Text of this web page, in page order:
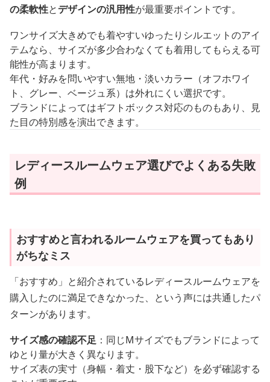
の柔軟性とデザインの汎用性が最重要ポイントです。
ワンサイズ大きめでも着やすいゆったりシルエットのアイ
テムなら、サイズが多少合わなくても着用してもらえる可
能性が高まります。
年代・好みを問いやすい無地・淡いカラー（オフホワイ
ト、グレー、ベージュ系）は外れにくい選択です。
ブランドによってはギフトボックス対応のものもあり、見
た目の特別感を演出できます。
レディースルームウェア選びでよくある失敗
例
おすすめと言われるルームウェアを買ってもあり
がちなミス
「おすすめ」と紹介されているレディースルームウェアを
購入したのに満足できなかった、という声には共通したパ
ターンがあります。
サイズ感の確認不足 ：同じMサイズでもブランドによって
ゆとり量が大きく異なります。
サイズ表の実寸（身幅・着丈・股下など）を必ず確認する